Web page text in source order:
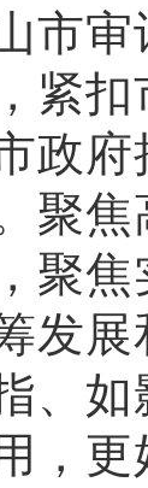
审
紧
政
聚
聚
发
、
，